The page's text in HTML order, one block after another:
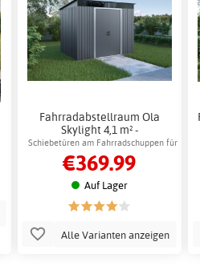
Fahrradabstellraum Ola
Skylight 4,1 m² -
Außenbereich
Schiebetüren am Fahrradschuppen für
einfachen Zugang
€369.99
Auf Lager
Alle Varianten anzeigen